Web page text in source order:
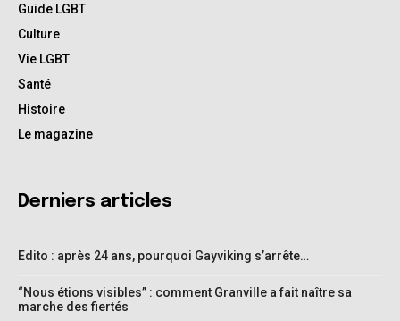
Guide LGBT
Culture
Vie LGBT
Santé
Histoire
Le magazine
Derniers articles
Edito : après 24 ans, pourquoi Gayviking s’arrête…
“Nous étions visibles” : comment Granville a fait naître sa
marche des fiertés